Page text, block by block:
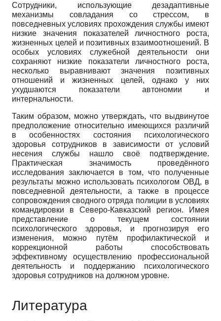
Сотрудники, использующие дезадаптивные
механизмы совладания со стрессом, в
повседневных условиях прохождения службы имеют
низкие значения показателей личностного роста,
жизненных целей и позитивных взаимоотношений. В
особых условиях служебной деятельности они
сохраняют низкие показатели личностного роста,
несколько выравнивают значения позитивных
отношений и жизненных целей, однако у них
ухудшаются показатели автономии и
интернальности.
Таким образом, можно утверждать, что выдвинутое
предположение относительно имеющихся различий
в особенностях состояния психологического
здоровья сотрудников в зависимости от условий
несения службы нашло своё подтверждение.
Практическая значимость проведённого
исследования заключается в том, что полученные
результаты можно использовать психологом ОВД, в
повседневной деятельности, а также в процессе
сопровождения сводного отряда полиции в условиях
командировки в Северо-Кавказский регион. Имея
представление о текущем состоянии
психологического здоровья, и прогнозируя его
изменения, можно путём профилактической и
коррекционной работы способствовать
эффективному осуществлению профессиональной
деятельность и поддержанию психологического
здоровья сотрудников на должном уровне.
Литература